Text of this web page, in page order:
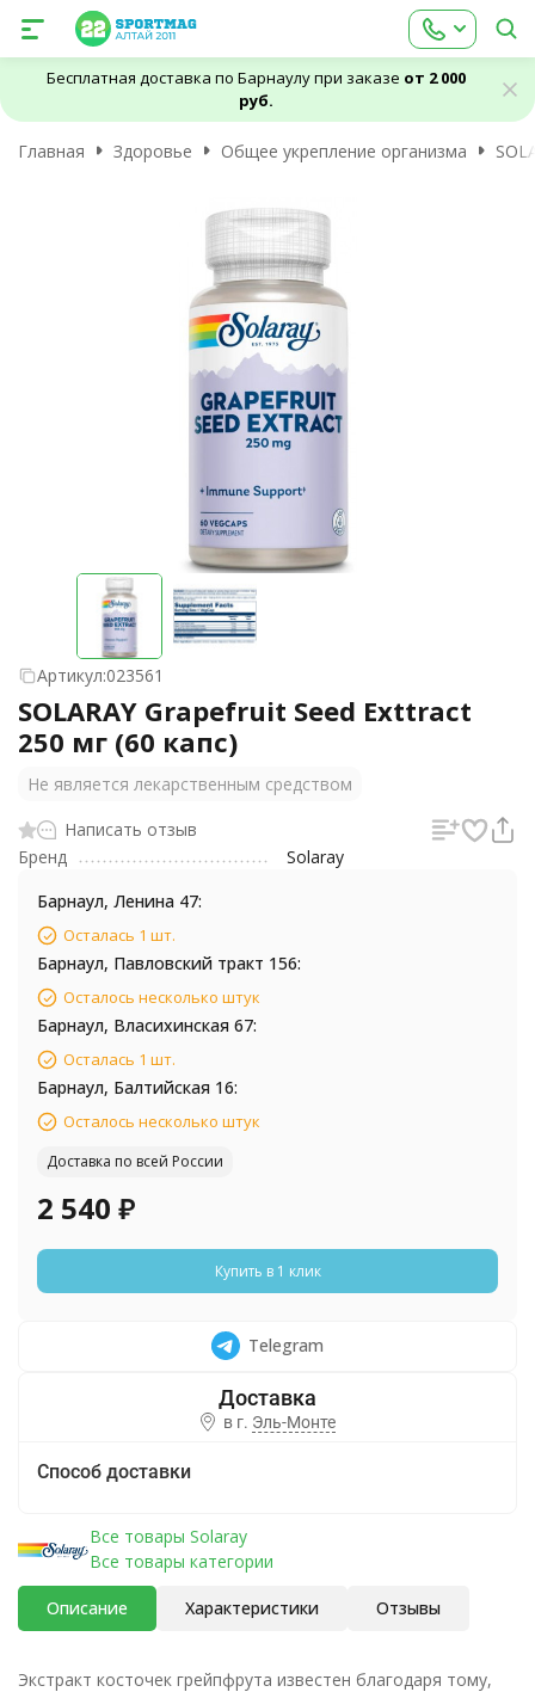
Бесплатная доставка по Барнаулу при заказе от 2 000
руб.
Главная Здоровье Общее укрепление организма
Артикул:023561
SOLARAY Grapefruit Seed Exttract
250 мг (60 капс)
Не является лекарственным средством
Написать отзыв
Бренд
Solaray
Барнаул, Ленина 47:
Осталась 1 шт.
Барнаул, Павловский тракт 156:
Осталось несколько штук
Барнаул, Власихинская 67:
Осталась 1 шт.
Барнаул, Балтийская 16:
Осталось несколько штук
Доставка по всей России
2 540 ₽
Купить в 1 клик
Telegram
в г. Эль-Монте
Способ доставки
Все товары Solaray
Все товары категории
Описание Характеристики Отзывы
Экстракт косточек грейпфрута известен благодаря тому,